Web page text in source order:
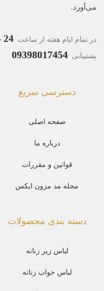
می‌آورد.
در تمام ایام هفته از ساعت 24 - 8
پشتیبانی :09398017454
دسترسی سریع
صفحه اصلی
درباره ما
قوانین و مقررات
مجله مد مزون ایکس
دسته بندی محصولات
لباس زیر زنانه
لباس خواب زنانه